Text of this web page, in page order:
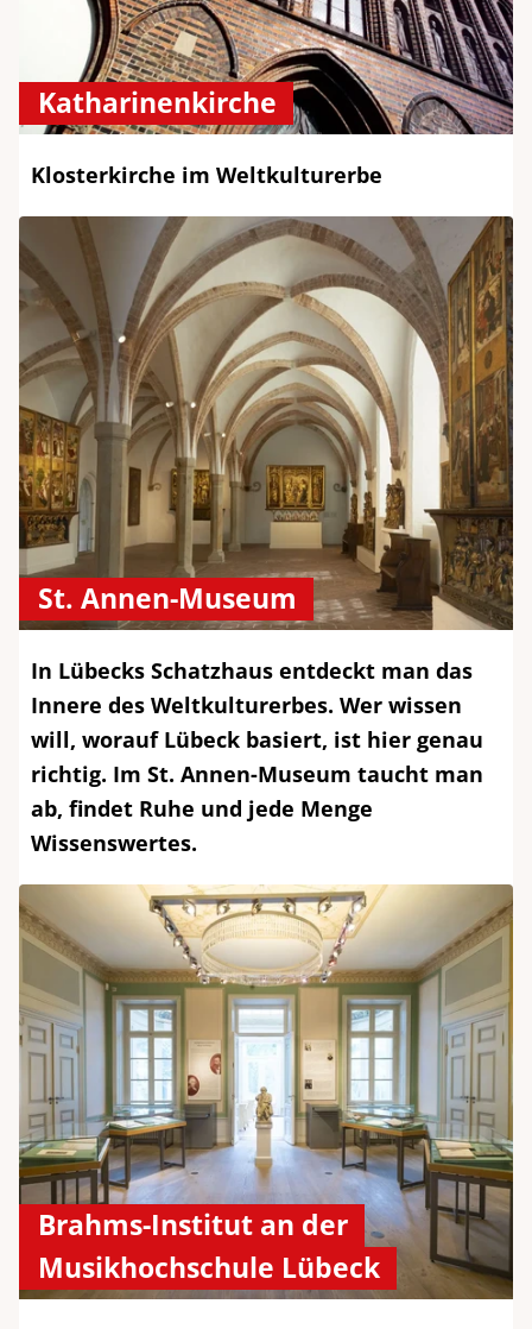
Katharinenkirche
Klosterkirche im Weltkulturerbe
St. Annen-Museum
In Lübecks Schatzhaus entdeckt man das
Innere des Weltkulturerbes. Wer wissen
will, worauf Lübeck basiert, ist hier genau
richtig. Im St. Annen-Museum taucht man
ab, findet Ruhe und jede Menge
Wissenswertes.
Brahms-Institut an der
Musikhochschule Lübeck